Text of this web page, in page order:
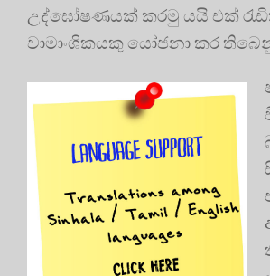
උද්ඝෝෂණයක් කරමු යයි එක්
වාමාංශිකයකු යෝජනා කර